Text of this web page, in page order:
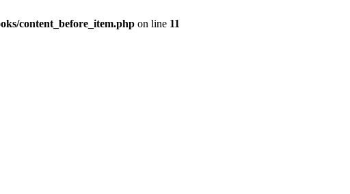
content_before_item.php on line 11